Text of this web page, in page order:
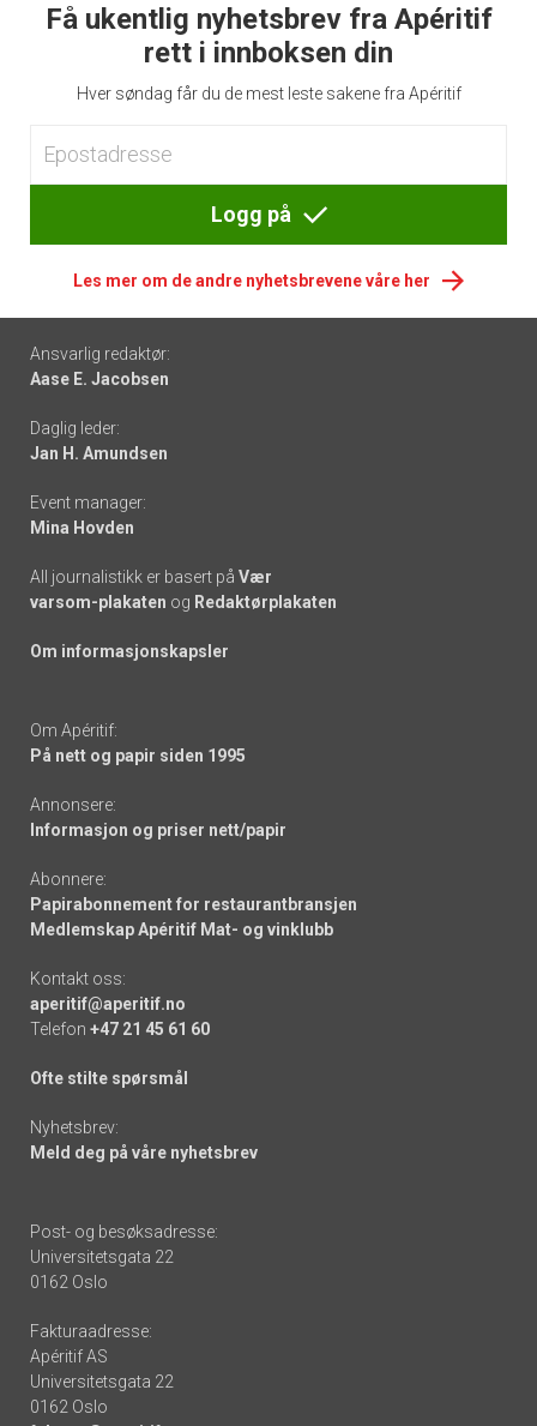
Få ukentlig nyhetsbrev fra Apéritif
rett i innboksen din
Hver søndag får du de mest leste sakene fra Apéritif
Logg på
Les mer om de andre nyhetsbrevene våre her
Footer
-
links
Ansvarlig redaktør:
Aase E. Jacobsen
Daglig leder:
Jan H. Amundsen
Event manager:
Mina Hovden
All journalistikk er basert på Vær
varsom-plakaten og Redaktørplakaten
Om informasjonskapsler
Om Apéritif:
På nett og papir siden 1995
Annonsere:
Informasjon og priser nett/papir
Abonnere:
Papirabonnement for restaurantbransjen
Medlemskap Apéritif Mat- og vinklubb
Kontakt oss:
aperitif@aperitif.no
Telefon +47 21 45 61 60
Ofte stilte spørsmål
Nyhetsbrev:
Meld deg på våre nyhetsbrev
Post- og besøksadresse:
Universitetsgata 22
0162 Oslo
Fakturaadresse:
Apéritif AS
Universitetsgata 22
0162 Oslo